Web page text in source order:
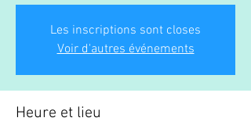
Les inscriptions sont closes
Voir d'autres événements
Heure et lieu